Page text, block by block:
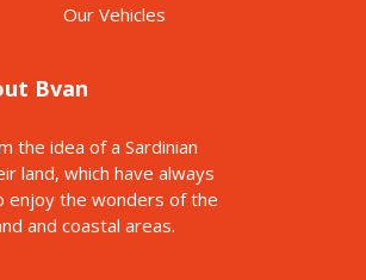
Our Vehicles
Bvan
the idea of a Sardinian
land, which have always
enjoy the wonders of the
and coastal areas.